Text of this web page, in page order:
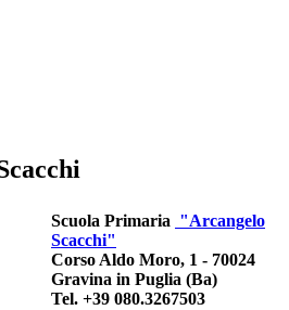
Scuola Primaria "Arcangelo
Scacchi"
Corso Aldo Moro, 1 - 70024
Gravina in Puglia (Ba)
Tel. +39 080.3267503